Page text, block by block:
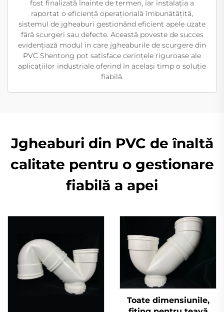
fost finalizată înainte de termen, iar instalația a
raportat o eficiență operațională îmbunătățită,
sistemul de jgheaburi gestionând eficient apele uzate
fără scurgeri sau defecte. Această poveste de succes
evidențiază modul în care jgheaburile de scurgere din
PVC Shentong pot satisface cerințele riguroase ale
aplicațiilor industriale oferind în același timp o soluție
fiabilă.
Jgheaburi din PVC de înaltă
calitate pentru o gestionare
fiabilă a apei
Toate dimensiunile,